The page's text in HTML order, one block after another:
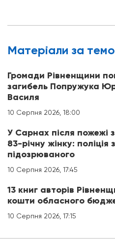
Матерiали за
Громади Рівненщини
загибель Попружука
Василя
10 Серпня 2026, 18:00
У Сарнах після пожежі
83-річну жінку:
підозрюваного
10 Серпня 2026, 17:45
13 книг авторів
кошти обласного
10 Серпня 2026, 17:15